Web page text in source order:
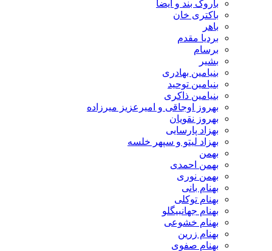
باروک بند و ایضا
باکتری خان
باهر
بردیا مقدم
برسام
بشیر
بنیامین بهادری
بنیامین توحید
بنیامین ذاکری
بهروز اوجاقی و امیرعزیز میرزاده
بهروز نقویان
بهزاد پارسایی
بهزاد لیتو و سپهر خلسه
بهمن
بهمن احمدی
بهمن نوری
بهنام بانی
بهنام توکلی
بهنام جهانبیگلو
بهنام خشوعی
بهنام زرین
بهنام صفوی